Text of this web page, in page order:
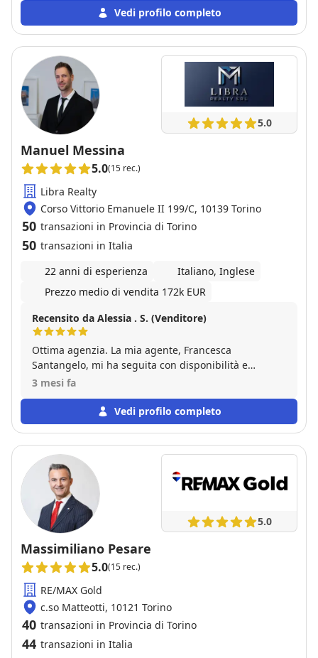
Vedi profilo completo
5.0
Manuel Messina
5.0(15 rec.)
Libra Realty
Corso Vittorio Emanuele II 199/C, 10139 Torino
50 transazioni in Provincia di Torino
50 transazioni in Italia
22 anni di esperienza
Italiano, Inglese
Prezzo medio di vendita 172k EUR
Recensito da Alessia . S. (Venditore)
Ottima agenzia. La mia agente, Francesca
Santangelo, mi ha seguita con disponibilità e
presenza durante tutto il percorso di vendita della
apprezzato molto il supporto nei vari passaggi.
Grazie per il lavoro svolto.
3 mesi fa
Vedi profilo completo
5.0
Massimiliano Pesare
5.0(15 rec.)
RE/MAX Gold
c.so Matteotti, 10121 Torino
40 transazioni in Provincia di Torino
44 transazioni in Italia